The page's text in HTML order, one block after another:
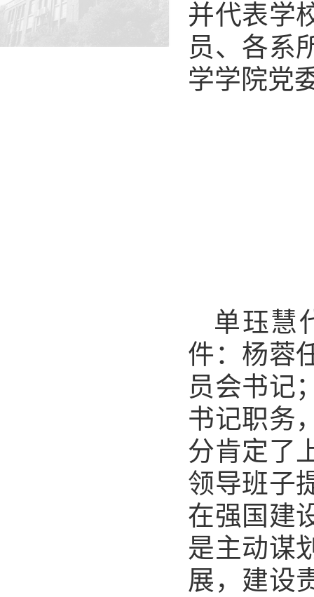
并代表学
员、各系
学学院党
单珏慧
件：杨蓉
员会书记
书记职务
分肯定了
领导班子
在强国建
是主动谋
展，建设